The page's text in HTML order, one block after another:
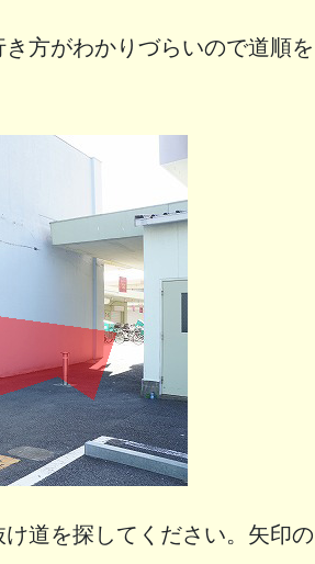
方がわかりづらいので道順を
道を探してください。矢印の